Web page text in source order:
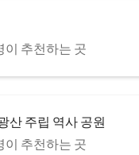
이 추천하는 곳
산 주립 역사 공원
이 추천하는 곳